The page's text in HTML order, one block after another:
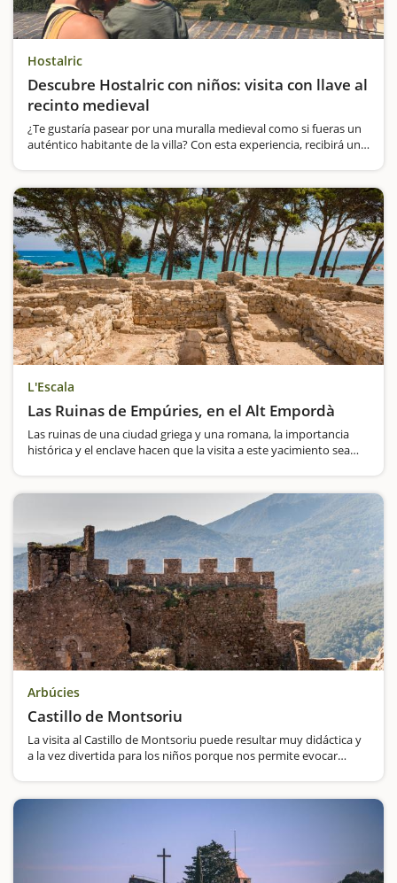
Hostalric
Descubre Hostalric con niños: visita con llave al
recinto medieval
¿Te gustaría pasear por una muralla medieval como si fueras un
auténtico habitante de la villa? Con esta experiencia, recibirá una
L'Escala
Las Ruinas de Empúries, en el Alt Empordà
Las ruinas de una ciudad griega y una romana, la importancia
histórica y el enclave hacen que la visita a este yacimiento sea
Arbúcies
Castillo de Montsoriu
La visita al Castillo de Montsoriu puede resultar muy didáctica y
a la vez divertida para los niños porque nos permite evocar